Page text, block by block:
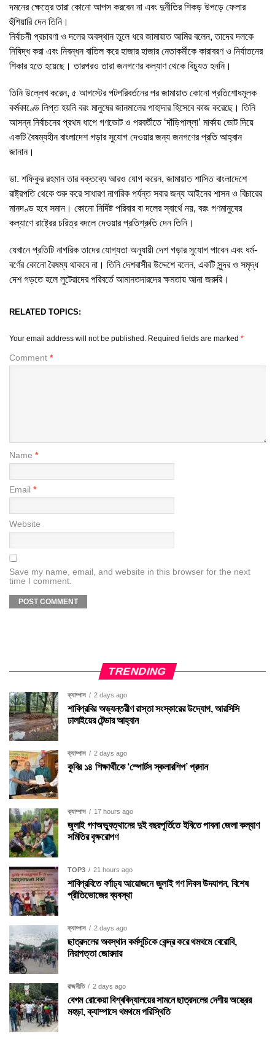
দমনের ক্ষেত্রে তারা কোনো আপস করবেন না এবং দুর্নীতির শিকড় উপড়ে ফেলার
হুঁশিয়ারি দেন তিনি।
নির্বাচনী প্রচারণা ও দলের অবস্থান তুলে ধরে জামায়াত আমির বলেন, তাদের দলকে
নিষিদ্ধ করা এবং নিবন্ধন বাতিল করে হাজার হাজার নেতাকর্মীকে কারাবরণ ও নির্যাতনের
শিকার হতে হয়েছে। তারপরও তারা জনগণের কল্যাণ থেকে বিচ্যুত হননি।
তিনি উল্লেখ করেন, ৫ আগস্টের পটপরিবর্তনের পর জামায়াত কোনো প্রতিশোধমূলক
কর্মকাণ্ডে লিপ্ত হয়নি বরং মানুষের জানমালের পাহাদার হিসেবে কাজ করেছে। তিনি
আসন্ন নির্বাচনের প্রথম ধাপে গণভোট ও পরবর্তীতে ‘দাঁড়িপাল্লা’ মার্কায় ভোট দিয়ে
একটি বৈষম্যহীন বাংলাদেশ গড়ার সুযোগ দেওয়ার জন্য জনগণের প্রতি আহ্বান
জানান।
ডা. শফিকুর রহমান তার বক্তব্যে আরও যোগ করেন, জামায়াত শাসিত বাংলাদেশে
রাষ্ট্রপতি থেকে শুরু করে সাধারণ নাগরিক পর্যন্ত সবার জন্য আইনের শাসন ও বিচারের
মানদণ্ড হবে সমান। কোনো নির্দিষ্ট পরিবার বা দলের স্বার্থে নয়, বরং গণমানুষের
কল্যাণে রাষ্ট্রের চরিত্র বদলে দেওয়ার প্রতিশ্রুতি দেন তিনি।
যেখানে প্রতিটি নাগরিক তাদের যোগ্যতা অনুযায়ী দেশ গড়ার সুযোগ পাবেন এবং ধর্ম-
বর্ণের কোনো বৈষম্য থাকবে না। তিনি দেশবাসীর উদ্দেশে বলেন, একটি সুন্দর ও সমৃদ্ধ
দেশ গড়তে হলে লুটেরাদের পরিবর্তে আমানতদারদের ক্ষমতায় আনা জরুরি।
RELATED TOPICS:
Your email address will not be published. Required fields are marked *
Comment *
Name *
Email *
Website
Save my name, email, and website in this browser for the next
time I comment.
TRENDING
ক্যাম্পাস 2 days ago
শাবিপ্রবির অভ্যন্তরীণ রাস্তা সংস্কারের উদ্যোগ, আরসিসি
ঢালাইয়ের টেন্ডার আহ্বান
ক্যাম্পাস 2 days ago
কুবির ১৪ শিক্ষার্থীকে ‘স্পোর্টস স্কলারশিপ’ প্রদান
ক্যাম্পাস 17 hours ago
জুলাই গণঅভ্যুত্থানের দুই বছরপূর্তিতে ইবিতে পাবনা জেলা কল্যাণ
সমিতির বৃক্ষরোপণ
TOP3 21 hours ago
শাবিপ্রবিতে বর্ণাঢ্য আয়োজনে জুলাই গণ দিবস উদযাপন, বিশেষ
প্রীতিভোজের ব্যবস্থা
ক্যাম্পাস 2 days ago
ছাত্রদলের অবস্থান কর্মসূচিকে কেন্দ্র করে থমথমে বেরোবি,
নিরাপত্তা জোরদার
রাজনীতি 2 days ago
বেগম রোকেয়া বিশ্ববিদ্যালয়ের সামনে ছাত্রদলের দেশীয় অস্ত্রের
মহড়া, ক্যাম্পাসে থমথমে পরিস্থিতি